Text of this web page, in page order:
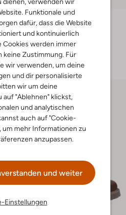
Funktionale und
dafür, dass die Website
und kontinuierlich
Cookies werden immer
keine Zustimmung. Für
wir verwenden, um deine
und dir personalisierte
wir um deine
auf "Ablehnen" klickst,
und analytischen
auch auf "Cookie-
um mehr Informationen zu
anzupassen.
und weiter
Einstellungen
Dr Martens
Ankle Boots
€ 89,99
+ mehr farben